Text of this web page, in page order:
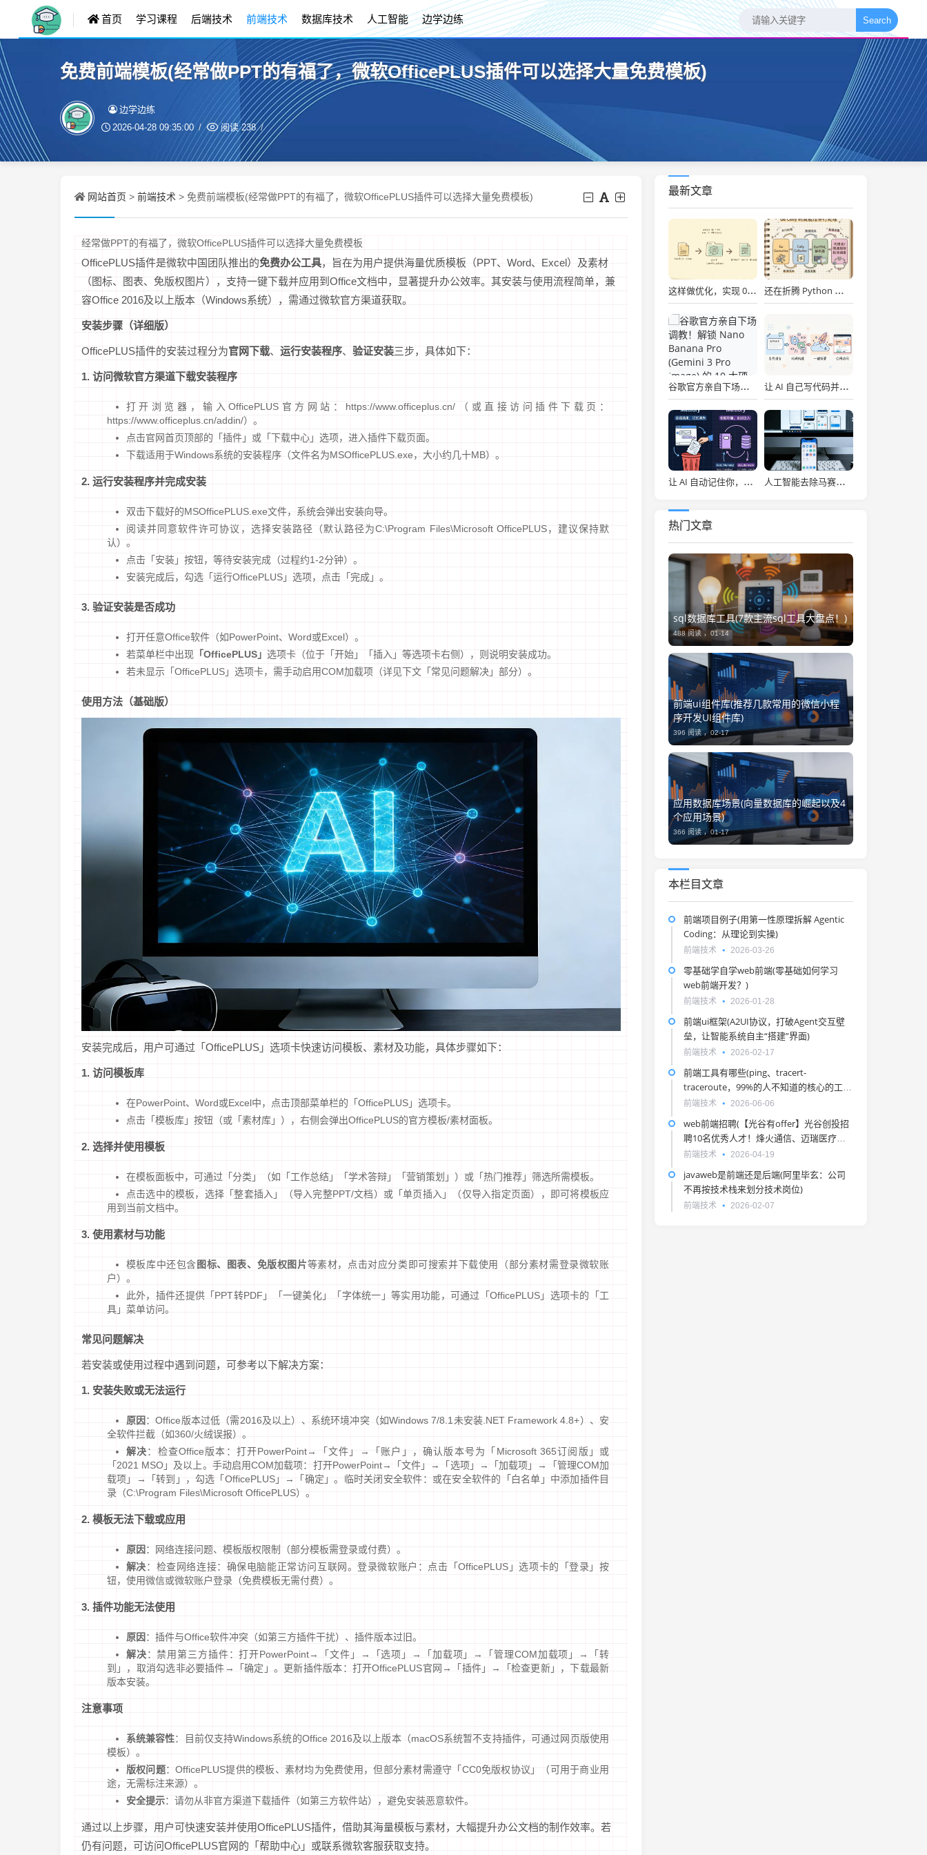
首页 学习课程 后端技术 前端技术 数据库技术 人工智能 边学边练 Search
免费前端模板(经常做PPT的有福了，微软OfficePLUS插件可以选择大量免费模板)
边学边练
2026-04-28 09:35:00 阅读238
网站首页 > 前端技术 > 免费前端模板(经常做PPT的有福了，微软OfficePLUS插件可以选择大量免费模板)
经常做PPT的有福了，微软OfficePLUS插件可以选择大量免费模板
OfficePLUS插件是微软中国团队推出的免费办公工具，旨在为用户提供海量优质模板（PPT、Word、Excel）及素材
（图标、图表、免版权图片），支持一键下载并应用到Office文档中，显著提升办公效率。其安装与使用流程简单，兼
容Office 2016及以上版本（Windows系统），需通过微软官方渠道获取。
安装步骤（详细版）
OfficePLUS插件的安装过程分为官网下载、 运行安装程序、 验证安装三步，具体如下：
1. 访问微软官方渠道下载安装程序
打开浏览器，输入OfficePLUS官方网站：https://www.officeplus.cn/（或直接访问插件下载页：
https://www.officeplus.cn/addin/）。
点击官网首页顶部的「插件」或「下载中心」选项，进入插件下载页面。
下载适用于Windows系统的安装程序（文件名为MSOfficePLUS.exe，大小约几十MB）。
2. 运行安装程序并完成安装
双击下载好的MSOfficePLUS.exe文件，系统会弹出安装向导。
阅读并同意软件许可协议，选择安装路径（默认路径为C:\Program Files\Microsoft OfficePLUS，建议保持默
认）。
点击「安装」按钮，等待安装完成（过程约1-2分钟）。
安装完成后，勾选「运行OfficePLUS」选项，点击「完成」。
3. 验证安装是否成功
打开任意Office软件（如PowerPoint、Word或Excel）。
若菜单栏中出现「OfficePLUS」 选项卡（位于「开始」「插入」等选项卡右侧），则说明安装成功。
若未显示「OfficePLUS」选项卡，需手动启用COM加载项（详见下文「常见问题解决」部分）。
使用方法（基础版）
安装完成后，用户可通过「OfficePLUS」选项卡快速访问模板、素材及功能，具体步骤如下：
1. 访问模板库
在PowerPoint、Word或Excel中，点击顶部菜单栏的「OfficePLUS」选项卡。
点击「模板库」按钮（或「素材库」），右侧会弹出OfficePLUS的官方模板/素材面板。
2. 选择并使用模板
在模板面板中，可通过「分类」（如「工作总结」「学术答辩」「营销策划」）或「热门推荐」筛选所需模板。
点击选中的模板，选择「整套插入」（导入完整PPT/文档）或「单页插入」（仅导入指定页面），即可将模板应
用到当前文档中。
3. 使用素材与功能
模板库中还包含图标、图表、免版权图片等素材，点击对应分类即可搜索并下载使用（部分素材需登录微软账
户）。
此外，插件还提供「PPT转PDF」「一键美化」「字体统一」等实用功能，可通过「OfficePLUS」选项卡的「工
具」菜单访问。
常见问题解决
若安装或使用过程中遇到问题，可参考以下解决方案：
1. 安装失败或无法运行
原因 ：Office版本过低（需2016及以上）、系统环境冲突（如Windows 7/8.1未安装.NET Framework 4.8+）、安
全软件拦截（如360/火绒误报）。
解决：检查Office版本：打开PowerPoint→「文件」→「账户」，确认版本号为「Microsoft 365订阅版」或
「2021 MSO」及以上。手动启用COM加载项：打开PowerPoint→「文件」→「选项」→「加载项」→「管理COM加
载项」→「转到」，勾选「OfficePLUS」→「确定」。临时关闭安全软件：或在安全软件的「白名单」中添加插件目
录（C:\Program Files\Microsoft OfficePLUS）。
2. 模板无法下载或应用
原因 ：网络连接问题、模板版权限制（部分模板需登录或付费）。
解决：检查网络连接：确保电脑能正常访问互联网。登录微软账户：点击「OfficePLUS」选项卡的「登录」按
钮，使用微信或微软账户登录（免费模板无需付费）。
3. 插件功能无法使用
原因 ：插件与Office软件冲突（如第三方插件干扰）、插件版本过旧。
解决：禁用第三方插件：打开PowerPoint→「文件」→「选项」→「加载项」→「管理COM加载项」→「转
到」，取消勾选非必要插件→「确定」。更新插件版本：打开OfficePLUS官网→「插件」→「检查更新」，下载最新
版本安装。
注意事项
系统兼容性：目前仅支持Windows系统的Office 2016及以上版本（macOS系统暂不支持插件，可通过网页版使用
模板）。
版权问题：OfficePLUS提供的模板、素材均为免费使用，但部分素材需遵守「CC0免版权协议」（可用于商业用
途，无需标注来源）。
安全提示：请勿从非官方渠道下载插件（如第三方软件站），避免安装恶意软件。
通过以上步骤，用户可快速安装并使用OfficePLUS插件，借助其海量模板与素材，大幅提升办公文档的制作效率。若
仍有问题，可访问OfficePLUS官网的「帮助中心」或联系微软客服获取支持。
最新文章
这样做优化，实现 0.059s 启动一个SpringBoot项目！ 还在折腾 Python 爬虫？用 Go 语言最强爬虫框架 Colly，并发与性能直接拉满！
谷歌官方亲自下场调教！解锁 Nano Banana Pro (Gemini 3 Pro Image) 的 10 大硬核作图绝技 让 AI 自己写代码并一键上线！开源全栈部署神器 PinMe 2.0，给 Agent 穿上发布互联网的“手”
让 AI 自动记住你，再也不用每次从头解释，Claude Code 必备 claude-mem 人工智能去除马赛克(去水印不破坏原图怎么做？怎么去ai水印？免费去水印工具推荐，实测好用的最新方法)
热门文章
sql数据库工具(7款主流sql工具大盘点！)
488 阅读 ，01-14
前端ui组件库(推荐几款常用的微信小程
序开发UI组件库)
396 阅读 ，02-17
应用数据库场景(向量数据库的崛起以及4
个应用场景)
366 阅读 ，01-17
本栏目文章
前端项目例子(用第一性原理拆解 Agentic
Coding：从理论到实操)
前端技术 2026-03-26
零基础学自学web前端(零基础如何学习
web前端开发？)
前端技术 2026-01-28
前端ui框架(A2UI协议，打破Agent交互壁
垒，让智能系统自主“搭建”界面)
前端技术 2026-02-17
前端工具有哪些(ping、tracert-
traceroute，99%的人不知道的核心的工
具。)
前端技术 2026-06-06
web前端招聘(【光谷有offer】光谷创投招
聘10名优秀人才！烽火通信、迈瑞医疗、
华威科等都在招人，明起还有多场招聘会)
前端技术 2026-04-19
javaweb是前端还是后端(阿里毕玄：公司
不再按技术栈来划分技术岗位)
前端技术 2026-02-07